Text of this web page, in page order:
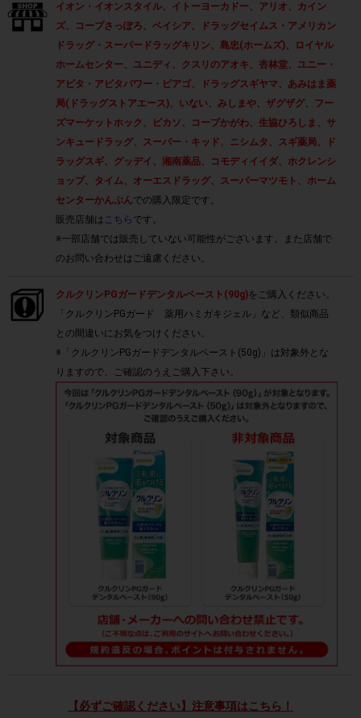
イオン・イオンスタイル、イトーヨーカドー、アリオ、カイン
ズ、コープさっぽろ、ベイシア、ドラッグセイムス・アメリカン
ドラッグ・スーパードラッグキリン、島忠(ホームズ)、ロイヤル
ホームセンター、ユニディ、クスリのアオキ、杏林堂、ユニー・
アピタ・アピタパワー・ピアゴ、ドラッグスギヤマ、あみはま薬
局(ドラッグストアエース)、いない、みしまや、ザグザグ、フー
ズマーケットホック、ピカソ、コープかがわ、生協ひろしま、サ
ンキュードラッグ、スーパー・キッド、ニシムタ、スギ薬局、ド
ラッグスギ、グッデイ、湘南薬品、コモディイイダ、ホクレンシ
ョップ、タイム、オーエスドラッグ、スーパーマツモト、ホーム
センターかんぶんでの購入限定です。
販売店舗は こちら です。
※一部店舗では販売していない可能性がございます。また店舗で
のお問い合わせはご遠慮ください。
クルクリンPGガードデンタルペースト(90g)をご購入ください。
「クルクリンPGガード 薬用ハミガキジェル」など、類似商品
との間違いにお気をつけください。
※「クルクリンPGガードデンタルペースト(50g)」は対象外とな
りますので、ご確認のうえご購入下さい。
【必ずご確認ください】注意事項はこちら！